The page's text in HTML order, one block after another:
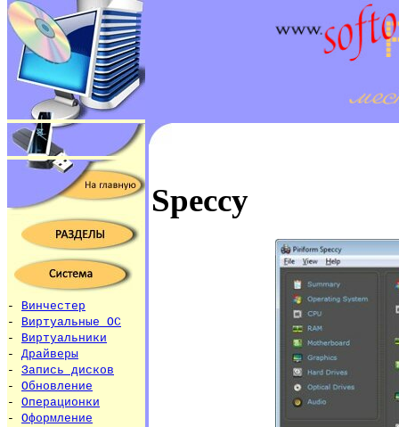
- Винчестер
- Виртуальные ОС
- Виртуальники
- Драйверы
- Запись дисков
- Обновление
- Операционки
- Оформление
Speccy